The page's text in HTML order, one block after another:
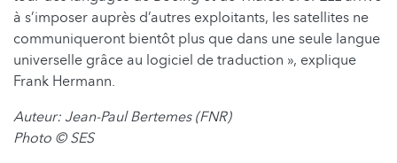
à s’imposer auprès d’autres exploitants, les satellites ne
communiqueront bientôt plus que dans une seule langue
universelle grâce au logiciel de traduction », explique
Frank Hermann.
Auteur: Jean-Paul Bertemes (FNR)
Photo © SES